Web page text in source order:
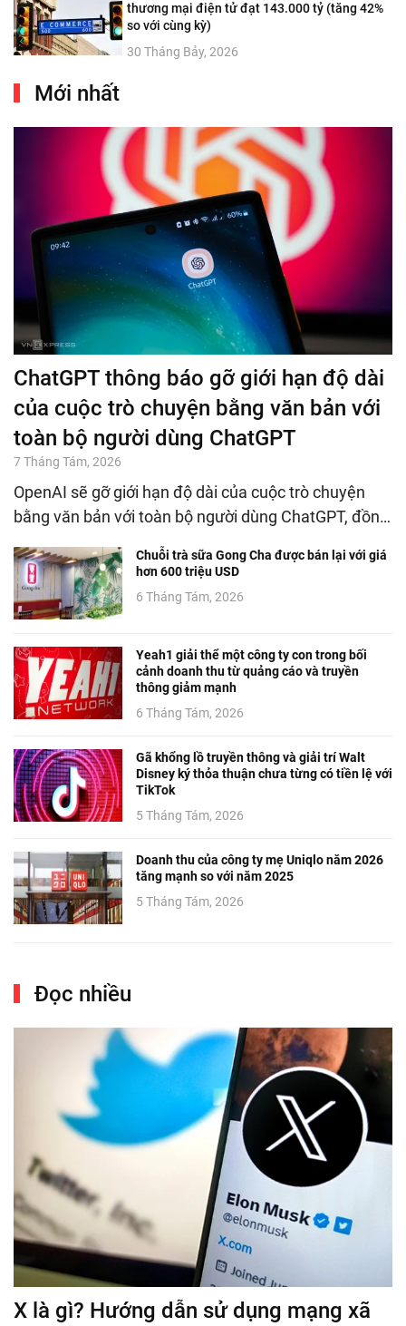
thương mại điện tử đạt 143.000 tỷ (tăng 42%
so với cùng kỳ)
30 Tháng Bảy, 2026
Mới nhất
ChatGPT thông báo gỡ giới hạn độ dài
của cuộc trò chuyện bằng văn bản với
toàn bộ người dùng ChatGPT
7 Tháng Tám, 2026
OpenAI sẽ gỡ giới hạn độ dài của cuộc trò chuyện
bằng văn bản với toàn bộ người dùng ChatGPT, đồn…
Chuỗi trà sữa Gong Cha được bán lại với giá
hơn 600 triệu USD
6 Tháng Tám, 2026
Yeah1 giải thể một công ty con trong bối
cảnh doanh thu từ quảng cáo và truyền
thông giảm mạnh
6 Tháng Tám, 2026
Gã khổng lồ truyền thông và giải trí Walt
Disney ký thỏa thuận chưa từng có tiền lệ với
TikTok
5 Tháng Tám, 2026
Doanh thu của công ty mẹ Uniqlo năm 2026
tăng mạnh so với năm 2025
5 Tháng Tám, 2026
Đọc nhiều
X là gì? Hướng dẫn sử dụng mạng xã